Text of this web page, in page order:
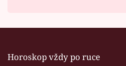
Horoskop vždy po ruce